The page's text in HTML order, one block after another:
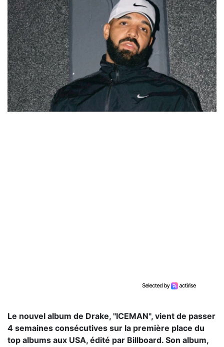
Le nouvel album de Drake, "ICEMAN", vient de passer
4 semaines consécutives sur la première place du
top albums aux USA, édité par Billboard. Son album,